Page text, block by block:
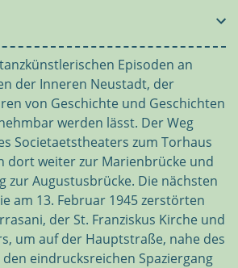
Episoden an
der Inneren Neustadt, der
von Geschichte und Geschichten
werden lässt. Der Weg
Societaetstheaters zum Torhaus
dort weiter zur Marienbrücke und
zur Augustusbrücke. Die nächsten
am 13. Februar 1945 zerstörten
der St. Franziskus Kirche und
um auf der Hauptstraße, nahe des
eindrucksreichen Spaziergang